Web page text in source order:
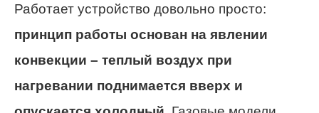
Работает устройство довольно просто:
принцип работы основан на явлении
конвекции – теплый воздух при
нагревании поднимается вверх и